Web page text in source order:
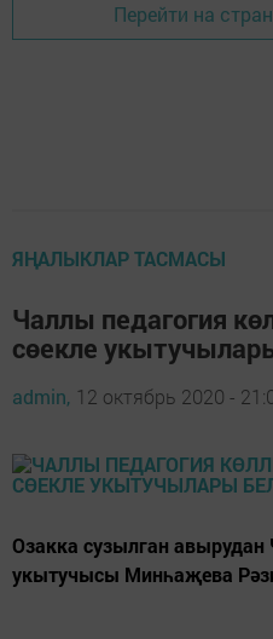
Перейти на
ЯҢАЛЫКЛАР ТАСМАСЫ
Чаллы педагогия
сөекле
admin, 12 октябрь 2020 -
Озакка сузылган
укытучысы Минһаҗева